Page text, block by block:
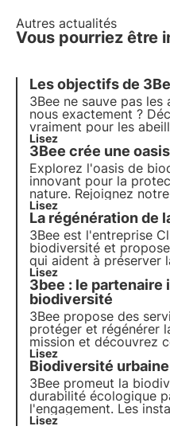
Autres actualités
Vous pourriez être
Les objectifs de
3Bee ne sauve pas
nous exactement ?
vraiment pour les
pollinisateurs et
grâce à notre
collaboration avec
Italie, en Allemagne,
Lisez
3Bee crée une
Explorez l'oasis de
innovant pour la
nature. Rejoignez
comment la
durable
vert pour les
Lisez
La régénération de
3Bee est l'entreprise
biodiversité et
qui aident à préserver
gardiens de la santé
Découvrez comment
régénération de la
Lisez
3bee : le partenaire
biodiversité
3Bee propose des
protéger et régénérer
mission et découvrez
durabilité se rejoignent
vert pour les
Lisez
Biodiversité
3Bee promeut la
durabilité écologique
l'engagement. Les
hôtels à insectes, des
Lisez